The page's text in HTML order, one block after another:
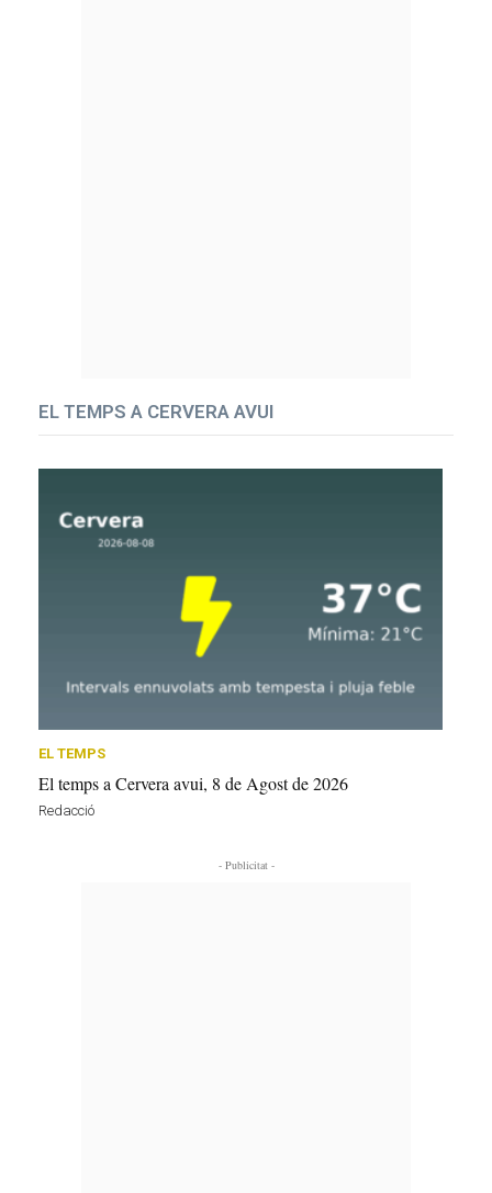
EL TEMPS A CERVERA AVUI
EL TEMPS
El temps a Cervera avui, 8 de Agost de 2026
Redacció
- Publicitat -